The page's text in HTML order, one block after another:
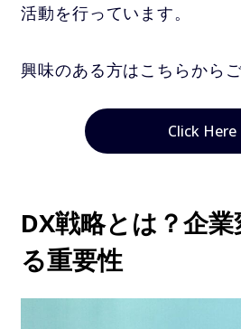
活動を行っています。
興味のある方はこちらから
Click Here
DX戦略とは？企
る重要性